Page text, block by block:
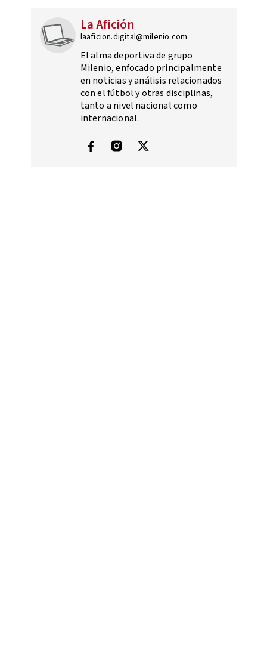
La Afición
laaficion.digital@milenio.com
El alma deportiva de grupo
Milenio, enfocado principalmente
en noticias y análisis relacionados
con el fútbol y otras disciplinas,
tanto a nivel nacional como
internacional.